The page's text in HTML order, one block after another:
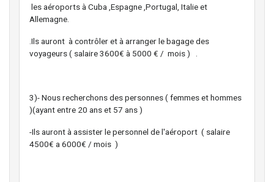
les aéroports à Cuba ,Espagne ,Portugal, Italie et
Allemagne.
.Ils auront à contrôler et à arranger le bagage des
voyageurs ( salaire 3600€ à 5000 € / mois ) .
3)- Nous recherchons des personnes ( femmes et hommes
)(ayant entre 20 ans et 57 ans )
-Ils auront à assister le personnel de l'aéroport ( salaire
4500€ a 6000€ / mois )